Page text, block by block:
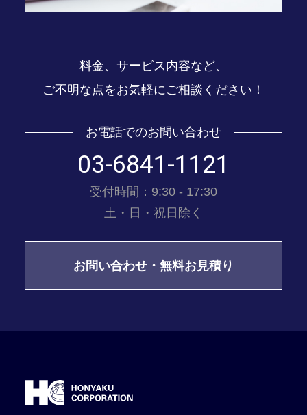
料金、サービス内容など、
ご不明な点をお気軽にご相談ください！
お電話でのお問い合わせ
03-6841-1121
受付時間：9:30 - 17:30
土・日・祝日除く
お問い合わせ・無料お見積り